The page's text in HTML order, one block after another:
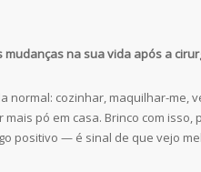
na sua vida após a
normal: cozinhar, maquilhar-me,
pó em casa. Brinco com isso,
positivo — é sinal de que vejo